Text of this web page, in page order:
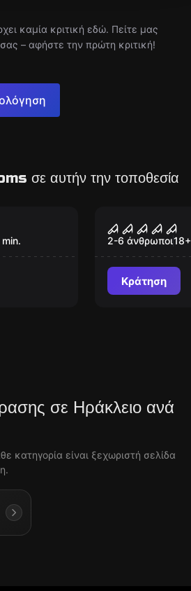
καμία κριτική εδώ. Πείτε μας
– αφήστε την πρώτη κριτική!
σε αυτήν την τοποθεσία
min.
Νέος
DARK ROOM
2-6 άνθρωποι18+
Κράτηση
σε Ηράκλειο ανά
κατηγορία είναι ξεχωριστή σελίδα